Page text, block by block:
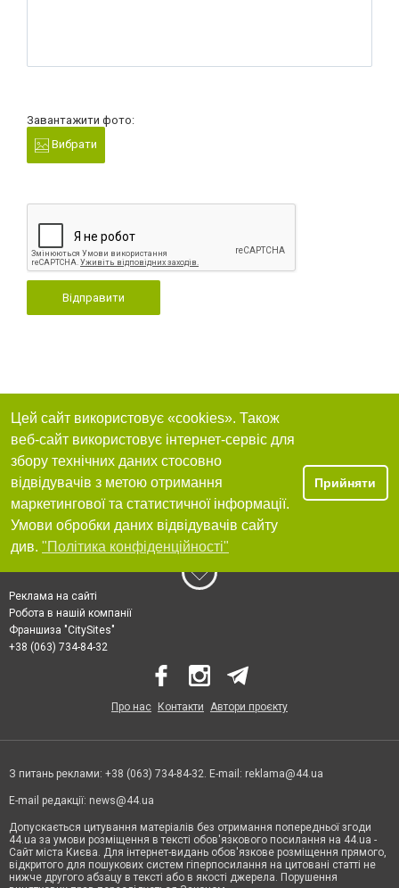
Завантажити фото:
Вибрати
Відправити
Цей сайт використовує «cookies». Також
веб-сайт використовує інтернет-сервіс для
збору технічних даних стосовно
відвідувачів з метою отримання
маркетингової та статистичної інформації.
Умови обробки даних відвідувачів сайту
див. "Політика конфіденційності"
Прийняти
Реклама на сайті
Робота в нашій компанії
Франшиза "CitySites"
+38 (063) 734-84-32
Про нас Контакти Автори проєкту
З питань реклами: +38 (063) 734-84-32. E-mail: reklama@44.ua
E-mail редакції: news@44.ua
Допускається цитування матеріалів без отримання попередньої згоди
44.ua за умови розміщення в тексті обов'язкового посилання на 44.ua -
Сайт міста Києва. Для інтернет-видань обов'язкове розміщення прямого,
відкритого для пошукових систем гіперпосилання на цитовані статті не
нижче другого абзацу в тексті або в якості джерела. Порушення